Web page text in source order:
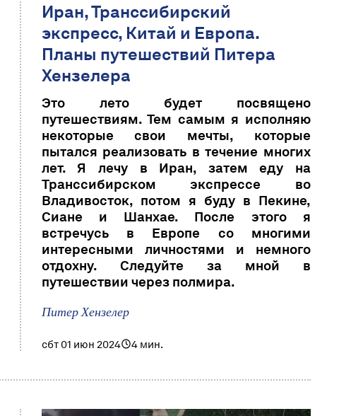
Иран, Транссибирский
экспресс, Китай и Европа.
Планы путешествий Питера
Хензелера
Это лето будет посвящено
путешествиям. Тем самым я исполняю
некоторые свои мечты, которые
пытался реализовать в течение многих
лет. Я лечу в Иран, затем еду на
Транссибирском экспрессе во
Владивосток, потом я буду в Пекине,
Сиане и Шанхае. После этого я
встречусь в Европе со многими
интересными личностями и немного
отдохну. Следуйте за мной в
путешествии через полмира.
Питер Хензелер
сбт 01 июн 2024 4 мин.